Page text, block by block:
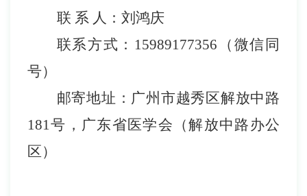
联 系 人：刘鸿庆
联系方式 ： 15989177356 （微信同
号）
邮寄地址：广州市越秀区解放中路
181号 ，广东省医学会 （解放中路办公
区）